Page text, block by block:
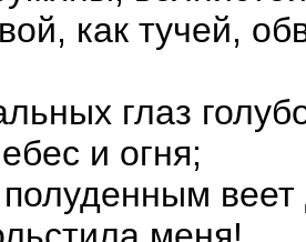
как тучей,
глаз
и огня;